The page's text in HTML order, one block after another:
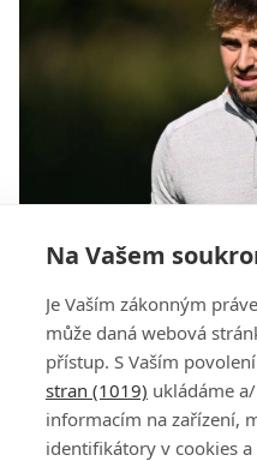
Na Vašem
Je Vaším zákonným
může daná webová
přístup. S Vaším
stran (1019) ukládáme
informacím na zařízení,
identifikátory v cookies
Pavouček uhájil v
Mrůzkovi se finále na